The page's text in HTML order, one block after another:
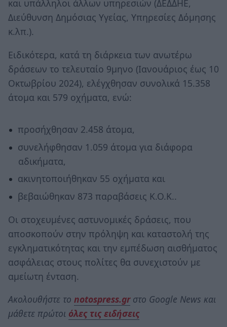
και υπάλληλοι άλλων υπηρεσιών (ΔΕΔΔΗΕ,
Διεύθυνση Δημόσιας Υγείας, Υπηρεσίες Δόμησης
κ.λπ.).
Ειδικότερα, κατά τη διάρκεια των ανωτέρω
δράσεων το τελευταίο 9μηνο (Ιανουάριος έως 10
Οκτωβρίου 2024), ελέγχθησαν συνολικά 15.358
άτομα και 579 οχήματα, ενώ:
προσήχθησαν 2.458 άτομα,
συνελήφθησαν 1.059 άτομα για διάφορα
αδικήματα,
ακινητοποιήθηκαν 55 οχήματα και
βεβαιώθηκαν 873 παραβάσεις Κ.Ο.Κ..
Οι στοχευμένες αστυνομικές δράσεις, που
αποσκοπούν στην πρόληψη και καταστολή της
εγκληματικότητας και την εμπέδωση αισθήματος
ασφάλειας στους πολίτες θα συνεχιστούν με
αμείωτη ένταση.
Ακολουθήστε το notospress.grστο Google News και
μάθετε πρώτοι όλες τις ειδήσεις